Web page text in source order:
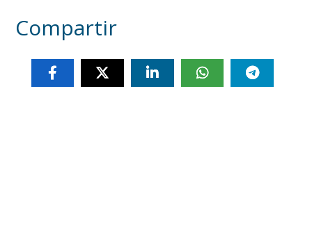
Compartir